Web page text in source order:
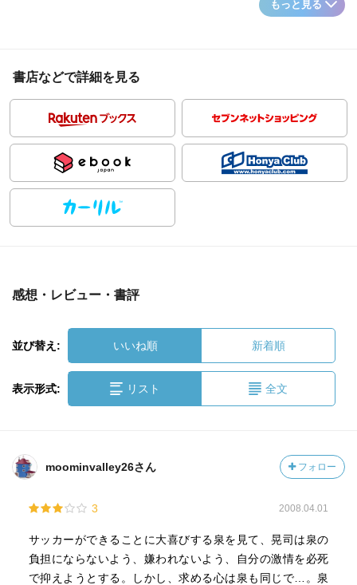
もっと見る
書店などで詳細を見る
感想・レビュー・書評
並び替え: いいね順 新着順
表示形式: リスト 全文
moominvalley26さん フォロー
3 2008.04.01
サッカーができることに大喜びする泉を見て、晃司は泉の
負担にならないよう、嫌われないよう、自分の激情を必死
で抑えようとする。しかし、求める心は泉も同じで…。泉